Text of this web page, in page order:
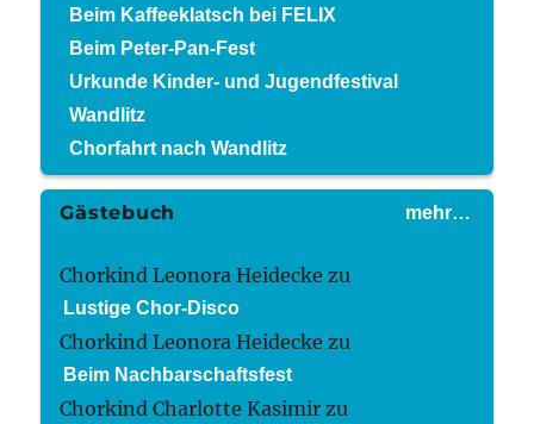
Beim Kaffeeklatsch bei FELIX
Beim Peter-Pan-Fest
Urkunde Kinder- und Jugendfestival
Wandlitz
Chorfahrt nach Wandlitz
mehr…
Gästebuch
Chorkind Leonora Heidecke zu
Lustige Chor-Disco
Chorkind Leonora Heidecke zu
Beim Nachbarschaftsfest
Chorkind Charlotte Kasimir zu